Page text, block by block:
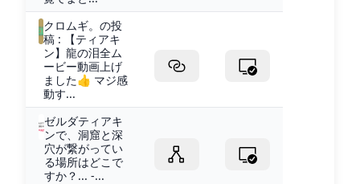
クロムギ。の投
稿 : 【ティアキ
ン】龍の泪全ム
ービー動画上げ
ました👍 マジ感
動す...
ゼルダティアキ
ンで、洞窟と深
穴が繋がってい
る場所はどこで
すか？... -...